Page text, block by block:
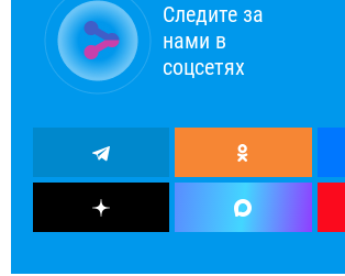
Следите за
нами в
соцсетях